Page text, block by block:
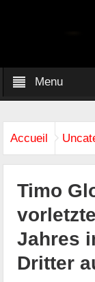
Menu
Accueil
Timo
Jahres
Dritter